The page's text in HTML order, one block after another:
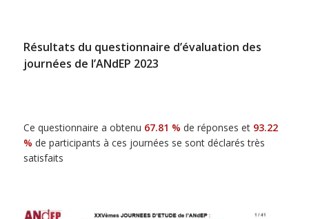
Résultats du questionnaire d’évaluation des
journées de l’ANdEP 2023
Ce questionnaire a obtenu 67.81 % de réponses et 93.22
% de participants à ces journées se sont déclarés très
satisfaits